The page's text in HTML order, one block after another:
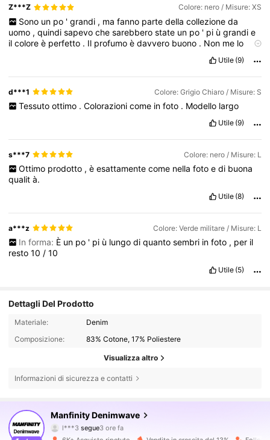
Z***Z Colore: nero / Misure: XS
Sono un po ' grandi , ma fanno parte della collezione da
uomo ,quindisapevochesarebberostate un po ' pi ùgrandie
ilcoloreè perfetto . Il profumoèdavvero buono . Non me lo
Utile (9)
d***1 Colore: Grigio Chiaro / Misure: S
Tessuto ottimo . Colorazioni come in foto . Modello largo
Utile (9)
s***7 Colore: nero / Misure: L
Ottimo prodotto , è esattamente come nella foto e di buona
qualità.
Utile (8)
a***z Colore: Verde militare / Misure: L
In forma: È un po ' pi ù lungo di quanto sembri in foto , per il
resto10 /10
Utile (5)
Dettagli Del Prodotto
Materiale:
Denim
Composizione:
83% Cotone, 17% Poliestere
Visualizza altro
Informazioni di sicurezza e contatti
Manfinity Denimwave
m***l sta navigando
4.75
35K Follower